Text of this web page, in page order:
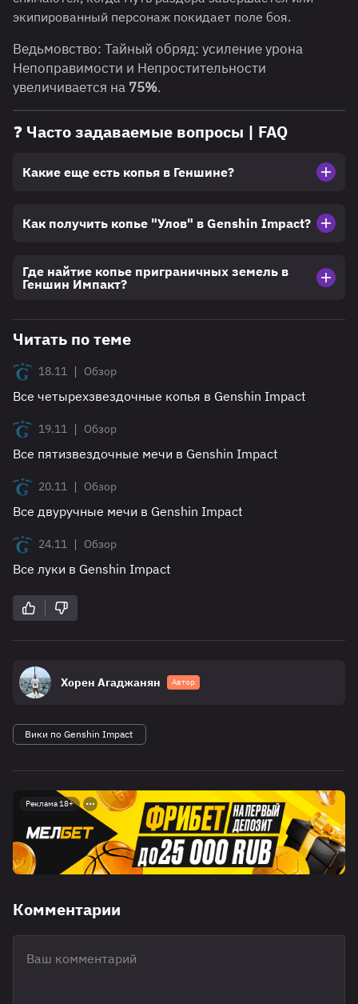
экипированный персонаж покидает поле боя.
Ведьмовство: Тайный обряд: усиление урона
Непоправимости и Непростительности
увеличивается на 75%.
❓ Часто задаваемые вопросы | FAQ
Какие еще есть копья в Геншине?
Как получить копье "Улов" в Genshin Impact?
Где найтие копье приграничных земель в
Геншин Импакт?
Читать по теме
18.11 | Обзор
Все четырехзвездочные копья в Genshin Impact
19.11 | Обзор
Все пятизвездочные мечи в Genshin Impact
20.11 | Обзор
Все двуручные мечи в Genshin Impact
24.11 | Обзор
Все луки в Genshin Impact
Хорен Агаджанян Автор
Вики по Genshin Impact
Реклама 18+
Комментарии